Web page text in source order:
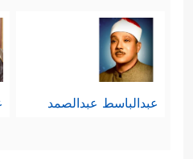
عبدالباسط عبدالصمد